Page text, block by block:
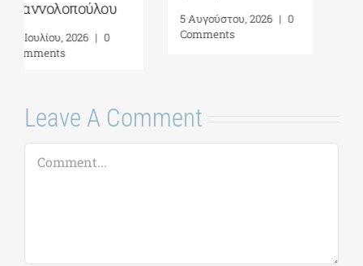
5 Αυγούστου, 2026
Comments
Leave A Comment
Comment